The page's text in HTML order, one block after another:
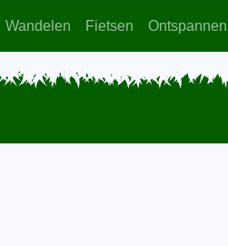
Wandelen Fietsen Ontspannen